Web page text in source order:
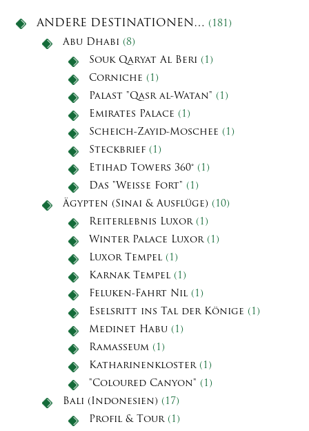
ANDERE DESTINATIONEN… (181)
Abu Dhabi (8)
Souk Qaryat Al Beri (1)
Corniche (1)
Palast "Qasr al-Watan" (1)
Emirates Palace (1)
Scheich-Zayid-Moschee (1)
Steckbrief (1)
Etihad Towers 360° (1)
Das "Weiße Fort" (1)
Ägypten (Sinai & Ausflüge) (10)
Reiterlebnis Luxor(1)
Winter Palace Luxor(1)
Luxor Tempel (1)
Karnak Tempel (1)
Feluken-Fahrt Nil (1)
Eselsritt ins Tal der Könige (1)
Medinet Habu (1)
Ramasseum (1)
Katharinenkloster(1)
"Coloured Canyon" (1)
Bali (Indonesien) (17)
Profil & Tour(1)